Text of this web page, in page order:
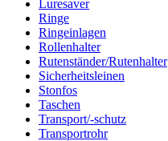
Luresaver
Ringe
Ringeinlagen
Rollenhalter
Rutenständer/Rutenhalter
Sicherheitsleinen
Stonfos
Taschen
Transport/-schutz
Transportrohr